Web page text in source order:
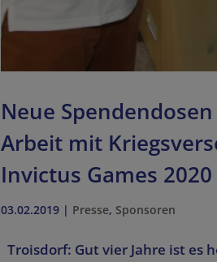
Neue
Arbeit mit
Invictus Games 2020
03.02.2019 | Presse,Sponsoren
Troisdorf: Gut vier Jahre ist es